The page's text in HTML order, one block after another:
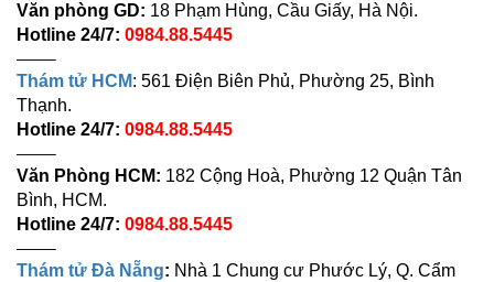
Văn phòng GD: 18 Phạm Hùng, Cầu Giấy, Hà Nội.
Hotline 24/7: 0984.88.5445
——–
Thám tử HCM: 561 Điện Biên Phủ, Phường 25, Bình
Thạnh.
Hotline 24/7: 0984.88.5445
——–
Văn Phòng HCM: 182 Cộng Hoà, Phường 12 Quận Tân
Bình, HCM.
Hotline 24/7: 0984.88.5445
——–
Thám tử Đà Nẵng: Nhà 1 Chung cư Phước Lý, Q. Cẩm